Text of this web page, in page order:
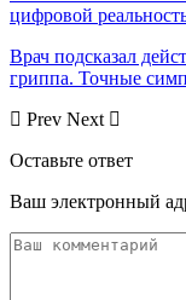
цифровой
Врач подсказал
гриппа. Точные
Prev Next
Оставьте ответ
Ваш электронный